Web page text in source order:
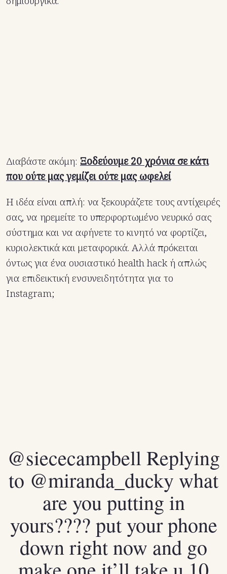
Διαβάστε ακόμη: Ξοδεύουμε 20 χρόνια σε κάτι
που ούτε μας γεμίζει ούτε μας ωφελεί
Η ιδέα είναι απλή: να ξεκουράζετε τους αντίχειρές
σας, να ηρεμείτε το υπερφορτωμένο νευρικό σας
σύστημα και να αφήνετε το κινητό να φορτίζει,
κυριολεκτικά και μεταφορικά. Αλλά πρόκειται
όντως για ένα ουσιαστικό health hack ή απλώς
για επιδεικτική ενσυνειδητότητα για το
Instagram;
@siececampbellReplying
to @miranda_ducky what
are you putting in
yours???? put your phone
down right now and go